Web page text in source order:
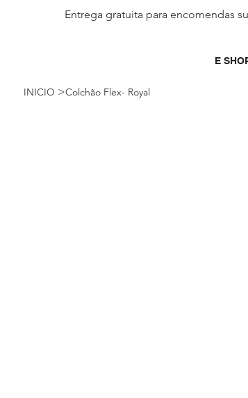
Entrega gratuita para encomendas
E
INICIO >Colchão Flex- Royal